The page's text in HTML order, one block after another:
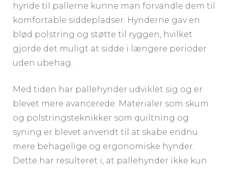
hynde til pallerne kunne man forvandle dem til
komfortable siddepladser. Hynderne gav en
blød polstring og støtte til ryggen, hvilket
gjorde det muligt at sidde i længere perioder
uden ubehag.
Med tiden har pallehynder udviklet sig og er
blevet mere avancerede. Materialer som skum
og polstringsteknikker som quiltning og
syning er blevet anvendt til at skabe endnu
mere behagelige og ergonomiske hynder.
Dette har resulteret i, at pallehynder ikke kun